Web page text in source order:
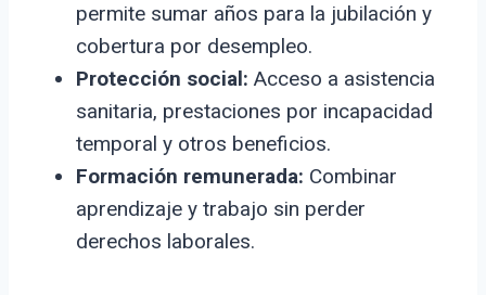
permite sumar años para la jubilación y
cobertura por desempleo.
Protección social: Acceso a asistencia
sanitaria, prestaciones por incapacidad
temporal y otros beneficios.
Formación remunerada: Combinar
aprendizaje y trabajo sin perder
derechos laborales.